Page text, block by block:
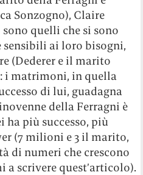
Sonzogno), Claire
quelli che si sono
sensibili ai loro bisogni,
(Dederer e il marito
i matrimoni, in quella
di lui, guadagna
della Ferragni è
più successo, più
(7 milioni e 3 il marito,
di numeri che crescono
scrivere quest’articolo).